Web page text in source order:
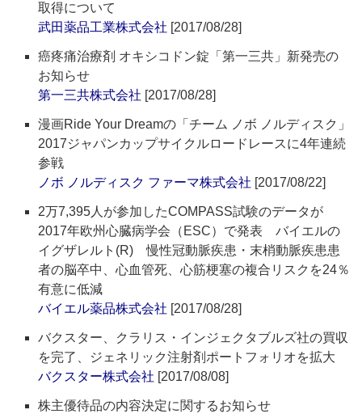
取得について
武田薬品工業株式会社 [2017/08/28]
癌疼痛治療剤 オキシコドン錠「第一三共」新発売の
お知らせ
第一三共株式会社 [2017/08/28]
漫画Ride Your Dreamの「チーム ノボ ノルディスク」
2017ジャパンカップサイクルロードレースに4年連続
参戦
ノボ ノルディスク ファーマ株式会社 [2017/08/22]
2万7,395人が参加したCOMPASS試験のデータが
2017年欧州心臓病学会（ESC）で発表 バイエルの
イグザレルト(R) 慢性冠動脈疾患・末梢動脈疾患患
者の脳卒中、心血管死、心筋梗塞の複合リスクを24％
有意に低減
バイエル薬品株式会社 [2017/08/28]
バクスター、クラリス・インジェクタブルズ社の買収
を完了、ジェネリック注射剤ポートフォリオを拡大
バクスター株式会社 [2017/08/08]
株主優待品の内容決定に関するお知らせ